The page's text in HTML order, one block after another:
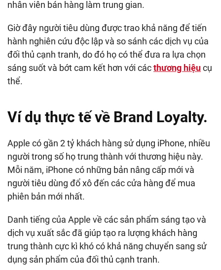
nhân viên bán hàng làm trung gian.
Giờ đây người tiêu dùng được trao khả năng để tiến
hành nghiên cứu độc lập và so sánh các dịch vụ của
đối thủ cạnh tranh, do đó họ có thể đưa ra lựa chọn
sáng suốt và bớt cam kết hơn với cácthương hiệucụ
thể.
Ví dụ thực tế về Brand Loyalty.
Apple có gần 2 tỷ khách hàng sử dụng iPhone, nhiều
người trong số họ trung thành với thương hiệu này.
Mỗi năm, iPhone có những bản nâng cấp mới và
người tiêu dùng đổ xô đến các cửa hàng để mua
phiên bản mới nhất.
Danh tiếng của Apple về các sản phẩm sáng tạo và
dịch vụ xuất sắc đã giúp tạo ra lượng khách hàng
trung thành cực kì khó có khả năng chuyển sang sử
dụng sản phẩm của đối thủ cạnh tranh.